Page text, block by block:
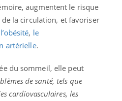
augmentent le risque
la circulation, et favoriser
l’obésité, le
artérielle.
du sommeil, elle peut
de santé, tels que
cardiovasculaires, les